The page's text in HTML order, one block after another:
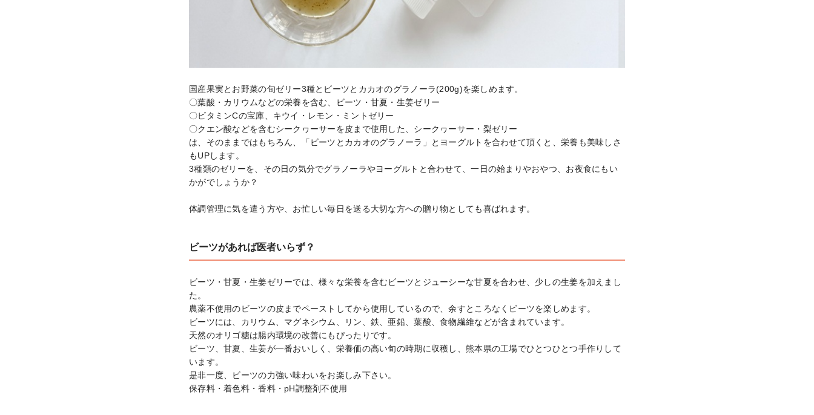
国産果実とお野菜の旬ゼリー3種とビーツとカカオのグラノーラ(200g)を楽しめます。
〇葉酸・カリウムなどの栄養を含む、ビーツ・甘夏・生姜ゼリー
〇ビタミンCの宝庫、キウイ・レモン・ミントゼリー
〇クエン酸などを含むシークヮーサーを皮まで使用した、シークヮーサー・梨ゼリー
は、そのままではもちろん、「ビーツとカカオのグラノーラ」とヨーグルトを合わせて頂くと、栄養も美味しさ
もUPします。
3種類のゼリーを、その日の気分でグラノーラやヨーグルトと合わせて、一日の始まりやおやつ、お夜食にもい
かがでしょうか？
体調管理に気を遣う方や、お忙しい毎日を送る大切な方への贈り物としても喜ばれます。
ビーツがあれば医者いらず？
ビーツ・甘夏・生姜ゼリーでは、様々な栄養を含むビーツとジューシーな甘夏を合わせ、少しの生姜を加えまし
た。
農薬不使用のビーツの皮までペーストしてから使用しているので、余すところなくビーツを楽しめます。
ビーツには、カリウム、マグネシウム、リン、鉄、亜鉛、葉酸、食物繊維などが含まれています。
天然のオリゴ糖は腸内環境の改善にもぴったりです。
ビーツ、甘夏、生姜が一番おいしく、栄養価の高い旬の時期に収穫し、熊本県の工場でひとつひとつ手作りして
います。
是非一度、ビーツの力強い味わいをお楽しみ下さい。
保存料・着色料・香料・pH調整剤不使用